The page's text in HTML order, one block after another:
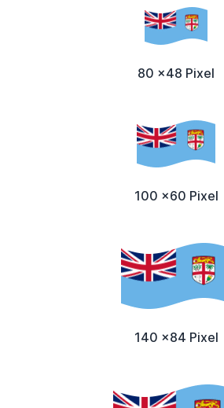
80 x48 Pixel
100 x60 Pixel
140 x84 Pixel